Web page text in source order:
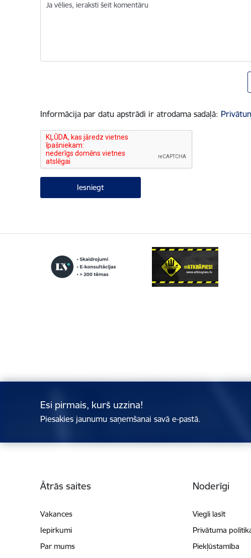
Ja vēlies, ieraksti šeit komentāru
Informācija par datu apstrādi ir atrodama sadaļā:
Esi pirmais, kurš uzzina!
Piesakies jaunumu saņemšanai savā e-pastā.
Ātrās saites
Vakances
Iepirkumi
Par mums
Noderīgi
Viegli lasīt
Privātuma
Piekļūstamība